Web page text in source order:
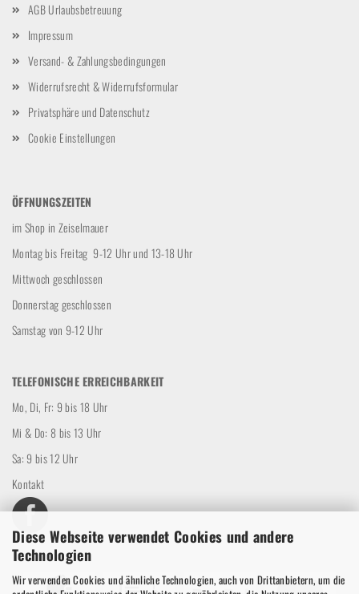
Diese Webseite verwendet Cookies und andere
Technologien
Wir verwenden Cookies und ähnliche Technologien, auch von Drittanbietern, um die
AGB Urlaubsbetreuung
Impressum
Versand- & Zahlungsbedingungen
Widerrufsrecht & Widerrufsformular
Privatsphäre und Datenschutz
Cookie Einstellungen
ÖFFNUNGSZEITEN
im Shop in Zeiselmauer
Montag bis Freitag 9-12 Uhr und 13-18 Uhr
Mittwoch geschlossen
Donnerstag geschlossen
Samstag von 9-12 Uhr
TELEFONISCHE ERREICHBARKEIT
Mo, Di, Fr: 9 bis 18 Uhr
Mi & Do: 8 bis 13 Uhr
Sa: 9 bis 12 Uhr
Kontakt